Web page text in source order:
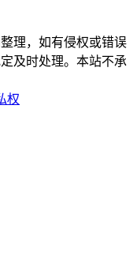
理，如有侵权或错误
及时处理。本站不承
权